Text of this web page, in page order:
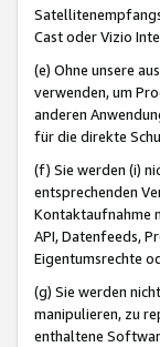
Cast oder Vizio
(e) Ohne unsere
verwenden, um
anderen
für die direkte
(f) Sie werden (i)
entsprechenden
Kontaktaufnahme
API, Datenfeeds,
Eigentumsrechte
(g) Sie werden
manipulieren, zu
enthaltene